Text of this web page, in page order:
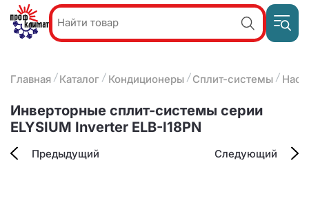
Акции и
О компании
Наши услуги
Оплата и доставка
8
25-
Главная Каталог Кондиционеры Сплит-системы
Инверторные сплит-системы серии
ELYSIUM Inverter ELB-I18PN
Предыдущий Следующий